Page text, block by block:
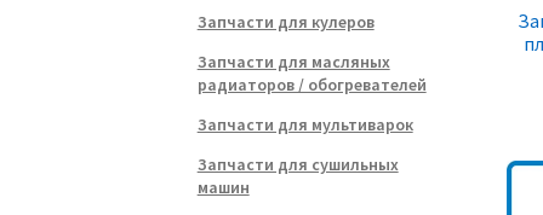
Запчасти для кулеров
Запчасти для масляных
радиаторов / обогревателей
Запчасти для мультиварок
Запчасти для сушильных
машин